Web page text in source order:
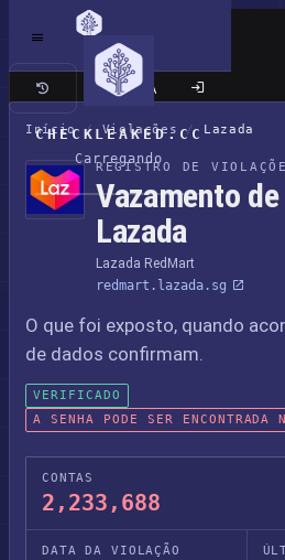
CHECKLEAKED.CC
Carregando
Site clássico
Início / Violações / Lazada
REGISTRO DE
Vazamento
Lazada
Lazada RedMart
redmart.lazada.sg
O que foi exposto, quando
de dados confirmam.
VERIFICADO
A SENHA PODE SER ENCONTRADA
CONTAS
2,233,688
DATA DA VIOLAÇÃO